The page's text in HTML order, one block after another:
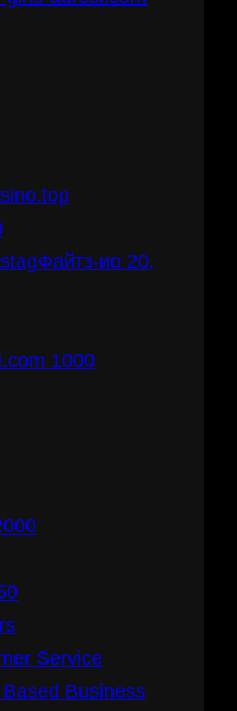
ио 20,
1000
Service
Business